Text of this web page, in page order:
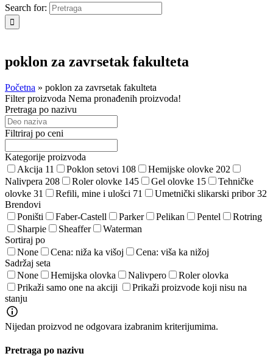
Search for:
poklon za zavrsetak fakulteta
Početna » poklon za zavrsetak fakulteta
Filter proizvoda Nema pronađenih proizvoda!
Pretraga po nazivu
Filtriraj po ceni
Kategorije proizvoda
Akcija 11 Poklon setovi 108 Hemijske olovke 202
Nalivpera 208 Roler olovke 145 Gel olovke 15
Tehničke
olovke 31 Refili, mine i ulošci 71 Umetnički slikarski pribor32
Brendovi
Poništi
Faber-Castell Parker Pelikan Pentel
Rotring
Sharpie
Sheaffer
Waterman
Sortiraj po
None
Cena: niža ka višoj
Cena: viša ka nižoj
Sadržaj seta
None
Hemijska olovka Nalivpero
Roler olovka
Prikaži samo one na akciji
Prikaži proizvode koji nisu na
stanju
Nijedan proizvod ne odgovara izabranim kriterijumima.
Pretraga po nazivu